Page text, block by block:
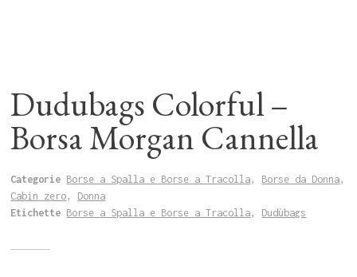
Dudubags Colorful –
Borsa Morgan Cannella
Categorie Borse a Spalla e Borse a Tracolla, Borse da Donna,
Cabin zero, Donna
Etichette Borse a Spalla e Borse a Tracolla, Dudùbags